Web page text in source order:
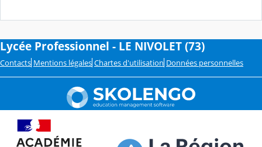
Lycée Professionnel - LE NIVOLET (73)
Contacts Mentions légales Chartes d'utilisation Données personnelles